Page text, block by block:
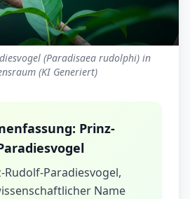
(Paradisaea rudolphi) in
(KI Generiert)
Prinz-
Rudolf-Paradiesvogel,
Name